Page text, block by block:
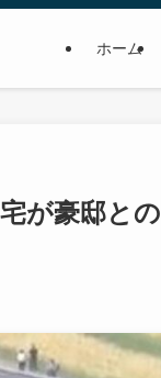
ホーム
が豪邸との